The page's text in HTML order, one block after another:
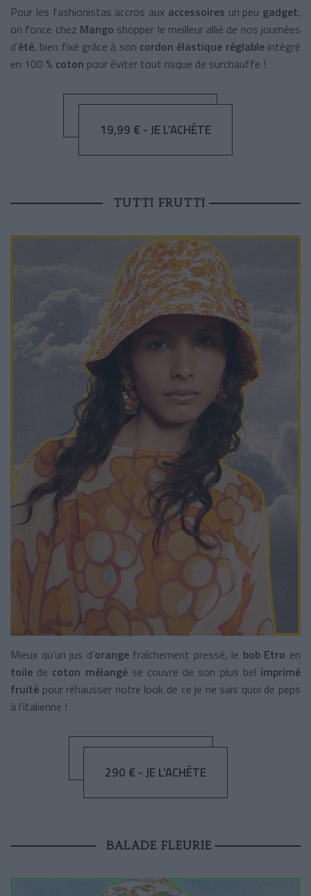
Pour les fashionistas accros aux accessoires un peu gadget,
on fonce chez Mango shopper le meilleur allié de nos journées
d’été, bien fixé grâce à son cordon élastique réglable intégré
en 100 % coton pour éviter tout risque de surchauffe !
19,99 € - JE L’ACHÈTE
TUTTI FRUTTI
Mieux qu’un jus d’orangefraîchement pressé, le bob Etro en
toile de coton mélangé se couvre de son plus bel imprimé
fruité pour réhausser notre look de ce je ne sais quoi de peps
à l’italienne !
290 € - JE L’ACHÈTE
BALADE FLEURIE